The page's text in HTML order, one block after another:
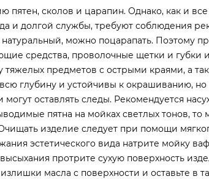
сколов и царапин. Однако, как и
и долгой службы, требуют соблюдения
можно поцарапать. Поэтому
средства, проволочные щетки и губки
тяжелых предметов с острыми краями, а
глубину и устойчивы к окрашиванию,
оставлять следы. Рекомендуется
пятна на мойках светлых тонов, то
изделие следует при помощи
эстетического вида натрите мойку
протрите сухую поверхность
масла с поверхности и оставьте в